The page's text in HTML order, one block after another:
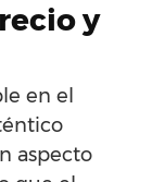
y
en el
aspecto